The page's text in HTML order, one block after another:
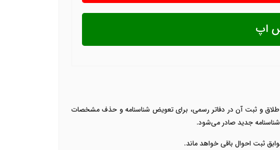
اپ
و ثبت آن در دفاتر رسمی، برای تعویض شناسنامه و حذف مشخصات
جدید صادر می‌شود.
ثبت احوال باقی خواهد ماند.